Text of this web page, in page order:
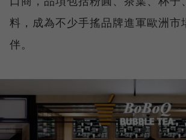
料，成為不少手搖品牌進軍歐洲市
伴。